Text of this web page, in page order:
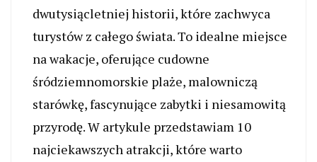
dwutysiącletniej historii, które zachwyca
turystów z całego świata. To idealne miejsce
na wakacje, oferujące cudowne
śródziemnomorskie plaże, malowniczą
starówkę, fascynujące zabytki i niesamowitą
przyrodę. W artykule przedstawiam 10
najciekawszych atrakcji, które warto